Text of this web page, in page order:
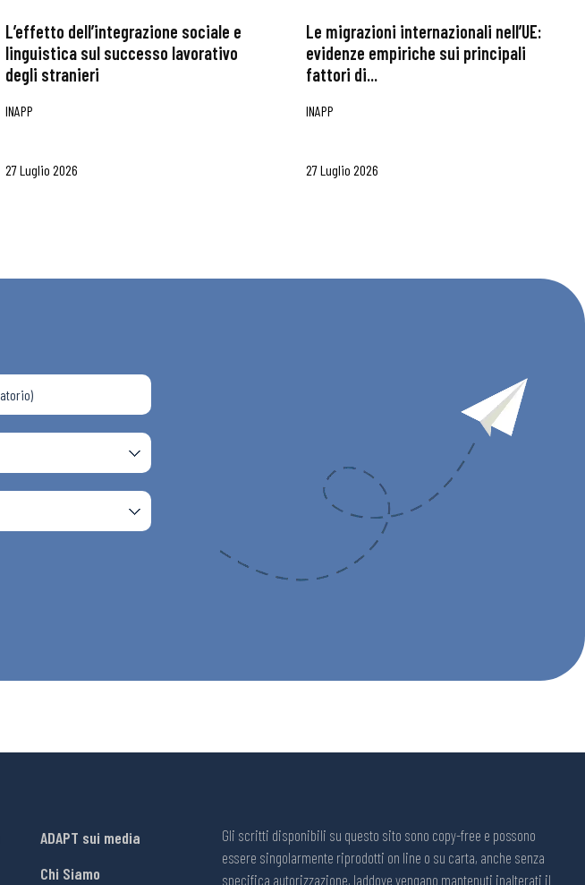
L’effetto dell’integrazione sociale e
linguistica sul successo lavorativo
degli stranieri
INAPP
27 Luglio 2026
Le migrazioni internazionali nell’UE:
evidenze empiriche sui principali
fattori di...
INAPP
27 Luglio 2026
ADAPT sui media
Chi Siamo
Gli scritti disponibili su questo sito sono copy-free e possono
essere singolarmente riprodotti on line o su carta, anche senza
specifica autorizzazione, laddove vengano mantenuti inalterati il